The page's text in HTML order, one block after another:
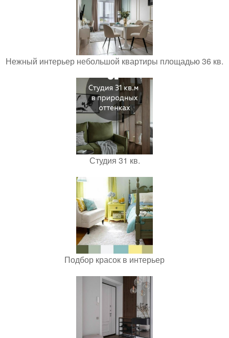
Нежный интерьер небольшой квартиры площадью 36 кв.
Студия 31 кв.
Подбор красок в интерьер